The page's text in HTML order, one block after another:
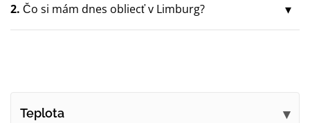
2. Čo si mám dnes obliecť v Limburg?
Teplota